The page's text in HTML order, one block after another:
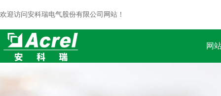
欢迎访问安科瑞电气股份有限公司网站！
网